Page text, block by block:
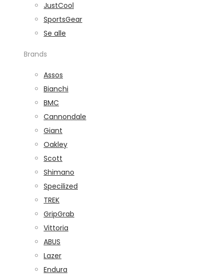
JustCool
SportsGear
Se alle
Brands
Assos
Bianchi
BMC
Cannondale
Giant
Oakley
Scott
Shimano
Specilized
TREK
GripGrab
Vittoria
ABUS
Lazer
Endura